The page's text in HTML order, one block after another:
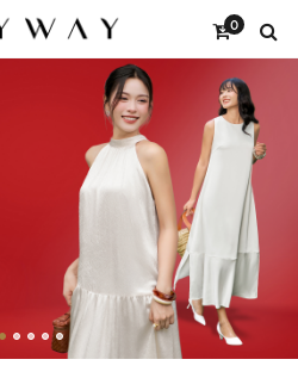
0